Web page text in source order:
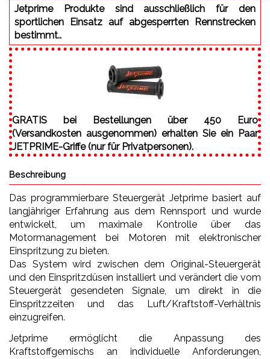
Jetprime Produkte sind ausschließlich für den
sportlichen Einsatz auf abgesperrten Rennstrecken
bestimmt..
GRATIS bei Bestellungen über 450 Euro
(Versandkosten ausgenommen) erhalten Sie ein Paar
JETPRIME-Griffe (nur für Privatpersonen).
Beschreibung
Das programmierbare Steuergerät Jetprime basiert auf
langjähriger Erfahrung aus dem Rennsport und wurde
entwickelt, um maximale Kontrolle über das
Motormanagement bei Motoren mit elektronischer
Einspritzung zu bieten.
Das System wird zwischen dem Original-Steuergerät
und den Einspritzdüsen installiert und verändert die vom
Steuergerät gesendeten Signale, um direkt in die
Einspritzzeiten und das Luft/Kraftstoff-Verhältnis
einzugreifen.
Jetprime ermöglicht die Anpassung des
Kraftstoffgemischs an individuelle Anforderungen,